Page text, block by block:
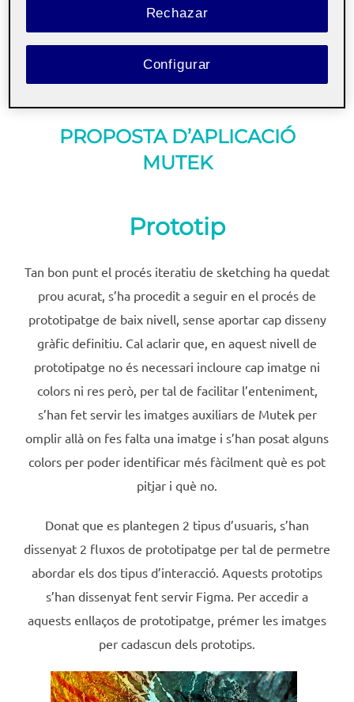
PROPOSTA D’APLICACIÓ
MUTEK
Prototip
Tan bon punt el procés iteratiu de sketching ha quedat
prou acurat, s’ha procedit a seguir en el procés de
prototipatge de baix nivell, sense aportar cap disseny
gràfic definitiu. Cal aclarir que, en aquest nivell de
prototipatge no és necessari incloure cap imatge ni
colors ni res però, per tal de facilitar l’enteniment,
s’han fet servir les imatges auxiliars de Mutek per
omplir allà on fes falta una imatge i s’han posat alguns
colors per poder identificar més fàcilment què es pot
pitjar i què no.
Donat que es plantegen 2 tipus d’usuaris, s’han
dissenyat 2 fluxos de prototipatge per tal de permetre
abordar els dos tipus d’interacció. Aquests prototips
s’han dissenyat fent servir Figma. Per accedir a
aquests enllaços de prototipatge, prémer les imatges
per cadascun dels prototips.
Rechazar
Configurar